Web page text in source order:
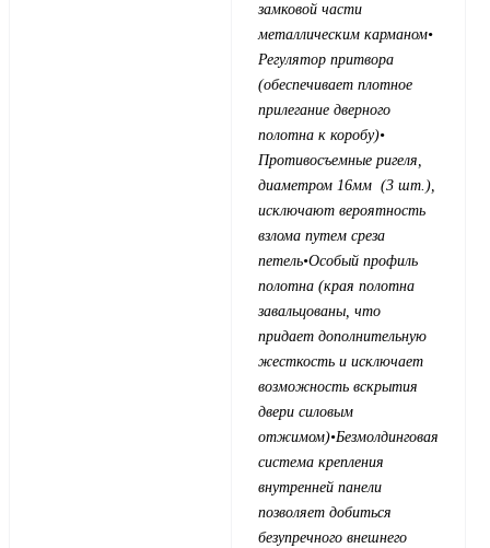
замковой части
металлическим карманом•
Регулятор притвора
(обеспечивает плотное
прилегание дверного
полотна к коробу)•
Противосъемные ригеля,
диаметром 16мм (3 шт.),
исключают вероятность
взлома путем среза
петель•Особый профиль
полотна (края полотна
завальцованы, что
придает дополнительную
жесткость и исключает
возможность вскрытия
двери силовым
отжимом)•Безмолдинговая
система крепления
внутренней панели
позволяет добиться
безупречного внешнего